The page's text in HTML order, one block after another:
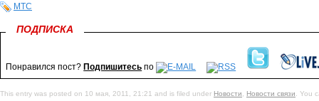
МТС
ПОДПИСКА
Понравился пост? Подпишитесь по
This entry was posted on 10 мая, 2011, 21:21 and is filed under Новости, Новости связи. You